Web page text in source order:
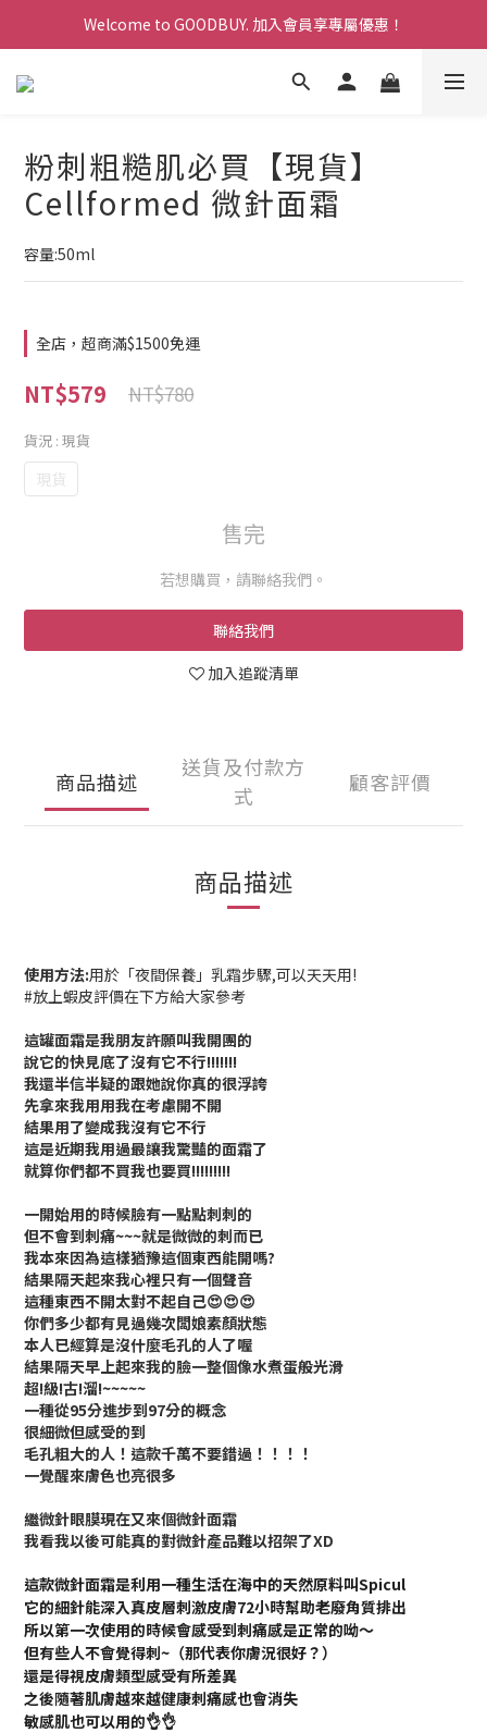
Welcome to GOODBUY. 加入會員享專屬優惠！
Welcome to GOODBUY. 加入會員享專屬優惠！
寵愛計畫:消費累計點數換現金折扣，折抵無上限！
粉刺粗糙肌必買【現貨】
Cellformed 微針面霜
容量:50ml
全店，超商滿$1500免運
NT$579 NT$780
貨況 : 現貨
現貨
售完
若想購買，請聯絡我們。
聯絡我們
加入追蹤清單
商品描述
送貨及付款方
式
顧客評價
商品描述
使用方法:用於「夜間保養」乳霜步驟,可以天天用!
#放上蝦皮評價在下方給大家參考
這罐面霜是我朋友許願叫我開團的
說它的快見底了沒有它不行!!!!!!!
我還半信半疑的跟她說你真的很浮誇
先拿來我用用我在考慮開不開
結果用了變成我沒有它不行
這是近期我用過最讓我驚豔的面霜了
就算你們都不買我也要買!!!!!!!!!
一開始用的時候臉有一點點刺刺的
但不會到刺痛~~~就是微微的刺而已
我本來因為這樣猶豫這個東西能開嗎?
結果隔天起來我心裡只有一個聲音
這種東西不開太對不起自己😍😍😍
你們多少都有見過幾次闆娘素顏狀態
本人已經算是沒什麼毛孔的人了喔
結果隔天早上起來我的臉一整個像水煮蛋般光滑
超!級!古!溜!~~~~~
一種從95分進步到97分的概念
很細微但感受的到
毛孔粗大的人！這款千萬不要錯過！！！！
一覺醒來膚色也亮很多
繼微針眼膜現在又來個微針面霜
我看我以後可能真的對微針產品難以招架了XD
這款微針面霜是利用一種生活在海中的天然原料叫Spicul
它的細針能深入真皮層刺激皮膚72小時幫助老廢角質排出
所以第一次使用的時候會感受到刺痛感是正常的呦～
但有些人不會覺得刺~（那代表你膚況很好？）
還是得視皮膚類型感受有所差異
之後隨著肌膚越來越健康刺痛感也會消失
敏感肌也可以用的👌👌